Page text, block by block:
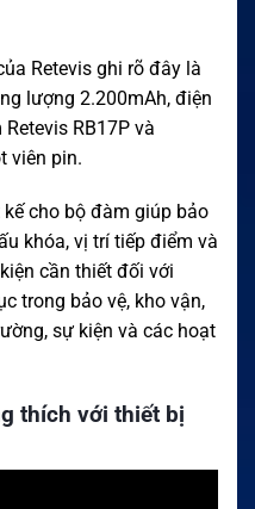
Retevis ghi rõ đây là
lượng 2.200mAh, điện
RB17P và
viên pin.
cho bộ đàm giúp bảo
khóa, vị trí tiếp điểm và
cần thiết đối với
trong bảo vệ, kho vận,
sự kiện và các hoạt
thích với thiết bị